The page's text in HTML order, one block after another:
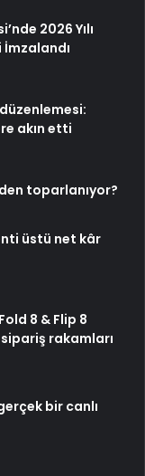
2026 Yılı
akın etti
toparlanıyor?
üstü net kâr
8 & Flip 8
rakamları
bir canlı